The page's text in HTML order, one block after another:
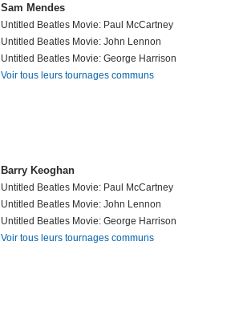
Sam Mendes
Untitled Beatles Movie: Paul McCartney
Untitled Beatles Movie: John Lennon
Untitled Beatles Movie: George Harrison
Voir tous leurs tournages communs
Barry Keoghan
Untitled Beatles Movie: Paul McCartney
Untitled Beatles Movie: John Lennon
Untitled Beatles Movie: George Harrison
Voir tous leurs tournages communs